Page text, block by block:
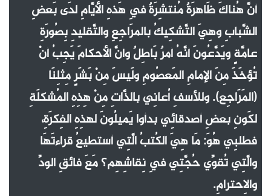
أنَّ هُناكَ ظَاهرَةٌ مُنتشِرَةٌ فِي هَذهِ الأيَّامِ لدَى بَعضِ
الشَّبابِ وهِيَ التَّشكِيكُ بالمرَاجِعِ والتَّقليدِ بِصُورَةِ
عامَّةٍ ويَدَّعُونَ أنَّهُ أمرٌ بَاطِلٌ وأنَّ الأحكامَ يَجِبُ أنْ
تُؤخَذَ مِنَ الإمامِ المَعصُومِ ولَيسَ مِنْ بَشَرٍ مِثلِنَا
(المَرَاجِع). وللأسفِ أُعانِي بالذَّاتِ مِنْ هِذِهِ المُشكلَةِ
لكَونِ بعضِ أصدقائِي بدأوا يَميلُونَ لهذِهِ الفِكرَةِ،
فطلبِي هُوَ: مَا هِيَ الكُتبُ الَّتِي أستطيعُ قراءتَهَا
والَّتِي تُقوِّي حُجَّتِي فِي نِقاشِهِم؟ مَعَ فائقِ الودِّ
والاِحترامِ.